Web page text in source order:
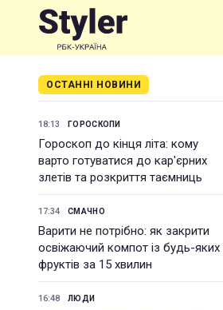
ОСТАННІ НОВИНИ
18:13 ГОРОСКОПИ
Гороскоп до кінця літа: кому
варто готуватися до кар'єрних
злетів та розкриття таємниць
17:34 СМАЧНО
Варити не потрібно: як закрити
освіжаючий компот із будь-яких
фруктів за 15 хвилин
16:48 ЛЮДИ